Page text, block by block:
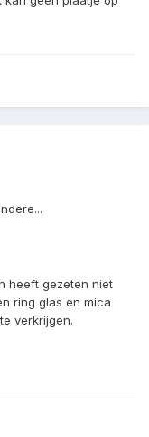
heeft gezeten niet
ring glas en mica
verkrijgen.